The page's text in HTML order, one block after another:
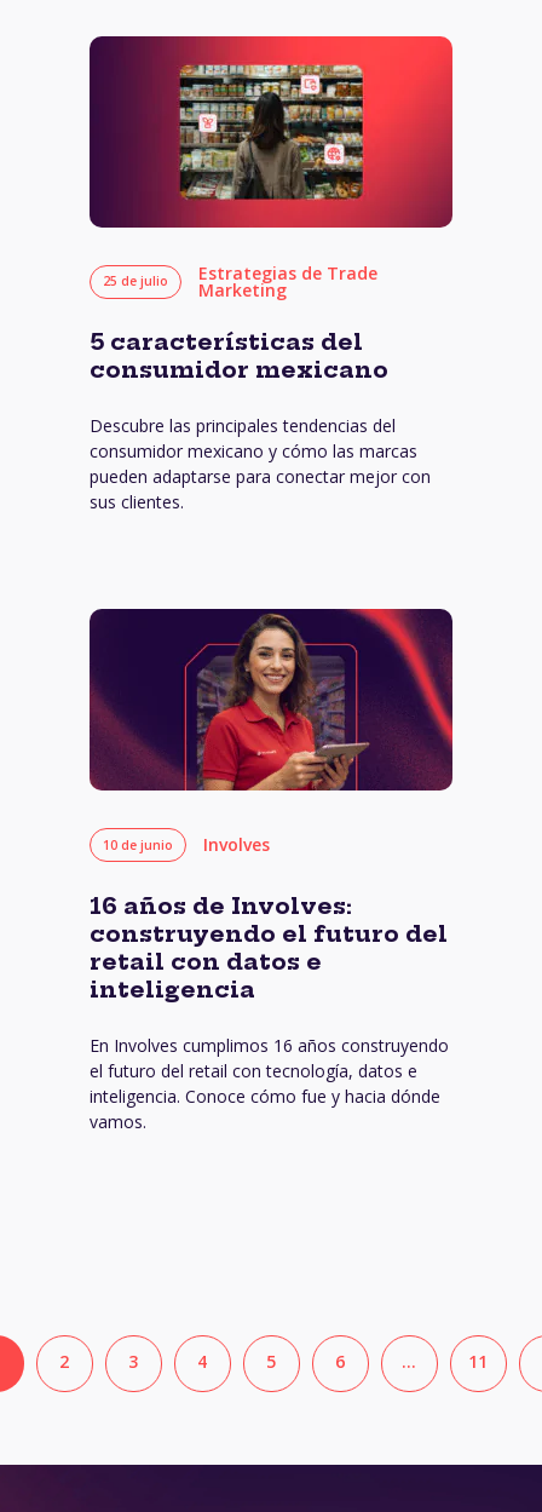
25 de julio Estrategias de Trade
Marketing
5 características del
consumidor mexicano
Descubre las principales tendencias del
consumidor mexicano y cómo las marcas
pueden adaptarse para conectar mejor con
sus clientes.
10 de junio Involves
16 años de Involves:
construyendo el futuro del
retail con datos e
inteligencia
En Involves cumplimos 16 años construyendo
el futuro del retail con tecnología, datos e
inteligencia. Conoce cómo fue y hacia dónde
vamos.
2 3 4 5 6 … 11